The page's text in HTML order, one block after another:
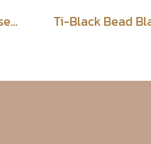
Cross Pattern Ti-Rose Golden สีโรสโกลด์ ลายตารางไขว้